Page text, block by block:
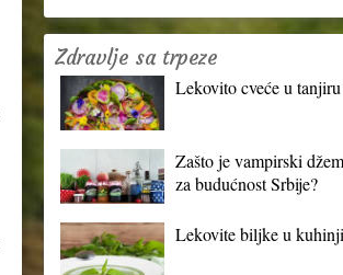
Zdravlje sa trpeze
Lekovito cveće u tanjiru
Zašto je vampirski
za budućnost Srbije?
Lekovite biljke u kuhinji